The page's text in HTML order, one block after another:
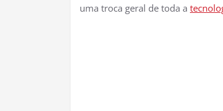
uma troca geral de toda a